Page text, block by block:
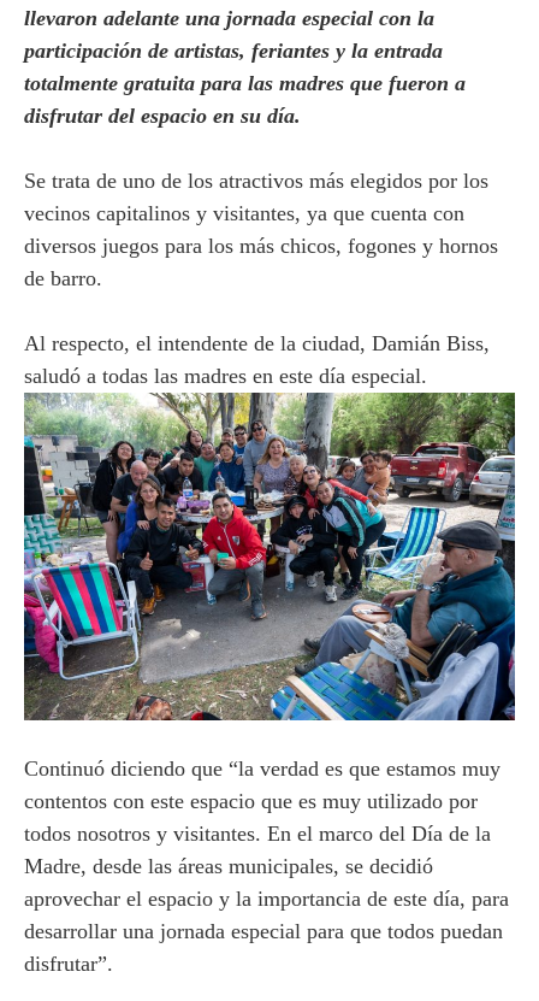
llevaron adelante una jornada especial con la
participación de artistas, feriantes y la entrada
totalmente gratuita para las madres que fueron a
disfrutar del espacio en su día.
Se trata de uno de los atractivos más elegidos por los
vecinos capitalinos y visitantes, ya que cuenta con
diversos juegos para los más chicos, fogones y hornos
de barro.
Al respecto, el intendente de la ciudad, Damián Biss,
saludó a todas las madres en este día especial.
Continuó diciendo que “la verdad es que estamos muy
contentos con este espacio que es muy utilizado por
todos nosotros y visitantes. En el marco del Día de la
Madre, desde las áreas municipales, se decidió
aprovechar el espacio y la importancia de este día, para
desarrollar una jornada especial para que todos puedan
disfrutar”.